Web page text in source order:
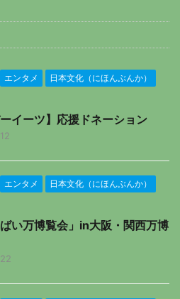
エンタメ
日本文化（にほんぶんか）
ーイーツ】応援ドネーション
エンタメ
日本文化（にほんぶんか）
ばい万博覧会」in大阪・関西万博